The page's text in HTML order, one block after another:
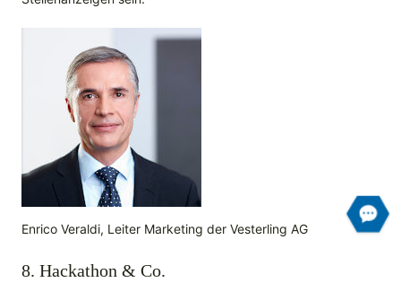
Enrico Veraldi, Leiter Marketing der Vesterling AG
8. Hackathon & Co.